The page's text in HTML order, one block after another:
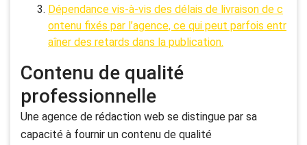
Dépendance vis-à-vis des délais de livraison de c
ontenu fixés par l’agence, ce qui peut parfois entr
aîner des retards dans la publication.
Contenu de qualité
professionnelle
Une agence de rédaction web se distingue par sa
capacité à fournir un contenu de qualité